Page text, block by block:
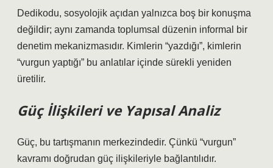
Dedikodu, sosyolojik açıdan yalnızca boş bir konuşma
değildir; aynı zamanda toplumsal düzenin informal bir
denetim mekanizmasıdır. Kimlerin “yazdığı”, kimlerin
“vurgun yaptığı” bu anlatılar içinde sürekli yeniden
üretilir.
Güç İlişkileri ve Yapısal Analiz
Güç, bu tartışmanın merkezindedir. Çünkü “vurgun”
kavramı doğrudan güç ilişkileriyle bağlantılıdır.